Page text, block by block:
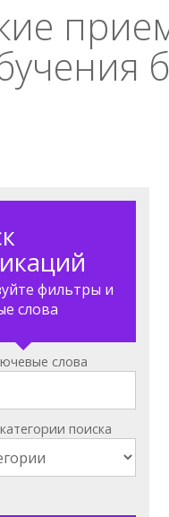
фильтры и
слова
слова
поиска